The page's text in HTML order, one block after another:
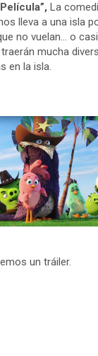
La
lleva a una isla
no vuelan… o
mucha
en la isla.
un tráiler.